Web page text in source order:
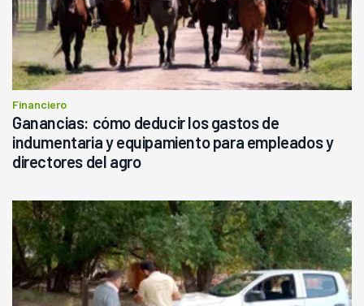
Financiero
Ganancias: cómo deducir los gastos de
indumentaria y equipamiento para empleados y
directores del agro